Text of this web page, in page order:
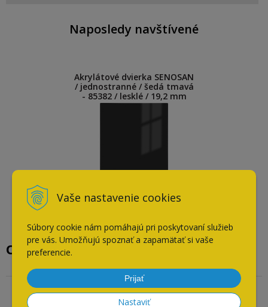
Vaše nastavenie cookies
Súbory cookie nám pomáhajú pri poskytovaní služieb
pre vás. Umožňujú spoznať a zapamätať si vaše
preferencie.
Prijať
Nastaviť
Naposledy navštívené
Akrylátové dvierka SENOSAN
/ jednostranné / šedá tmavá
- 85382 / lesklé / 19,2 mm
Overené našimi zákazníkmi
Overený zákazník